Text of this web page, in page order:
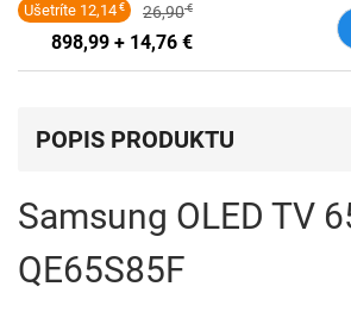
Ušetríte 12,14 € 26,90€
898,99 + 14,76 €
POPIS PRODUKTU
Samsung OLED TV
QE65S85F